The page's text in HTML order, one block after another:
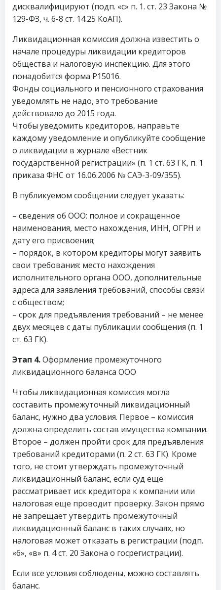
дисквалифицируют (подп. «с» п. 1. ст. 23 Закона №
129-ФЗ, ч. 6-8 ст. 14.25 КоАП).
Ликвидационная комиссия должна известить о
начале процедуры ликвидации кредиторов
общества и налоговую инспекцию. Для этого
понадобится форма Р15016.
Фонды социального и пенсионного страхования
уведомлять не надо, это требование
действовало до 2015 года.
Чтобы уведомить кредиторов, направьте
каждому уведомление и опубликуйте сообщение
о ликвидации в журнале «Вестник
государственной регистрации» (п. 1 ст. 63 ГК, п. 1
приказа ФНС от 16.06.2006 № САЭ-3-09/355).
В публикуемом сообщении следует указать:
– сведения об ООО: полное и сокращенное
наименования, место нахождения, ИНН, ОГРН и
дату его присвоения;
– порядок, в котором кредиторы могут заявить
свои требования: место нахождения
исполнительного органа ООО, дополнительные
адреса для заявления требований, способы связи
с обществом;
– срок для предъявления требований – не менее
двух месяцев с даты публикации сообщения (п. 1
ст. 63 ГК).
Этап 4.Оформление промежуточного
ликвидационного баланса ООО
Чтобы ликвидационная комиссия могла
составить промежуточный ликвидационный
баланс, нужно два условия. Первое – комиссия
должна определить состав имущества компании.
Второе – должен пройти срок для предъявления
требований кредиторами (п. 2 ст. 63 ГК). Кроме
того, не стоит утверждать промежуточный
ликвидационный баланс, если суд еще
рассматривает иск кредитора к компании или
налоговая еще проводит проверку. Закон прямо
не запрещает утвердить промежуточный
ликвидационный баланс в таких случаях, но
налоговая может отказать в регистрации (подп.
«б», «в» п. 4 ст. 20 Закона о госрегистрации).
Если все условия соблюдены, можно составлять
баланс.